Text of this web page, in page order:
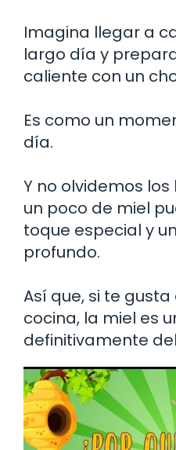
Imagina llegar a
largo día y
caliente con un
Es como un
día.
Y no olvidemos
un poco de miel
toque especial y
profundo.
Así que, si te
cocina, la miel es
definitivamente